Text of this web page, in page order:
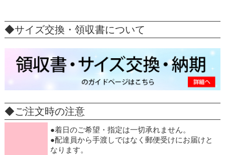
◆サイズ交換・領収書について
◆ご注文時の注意
●着日のご希望・指定は一切承れません。
●配達員から手渡しではなく郵便受けにお届けと
なります。